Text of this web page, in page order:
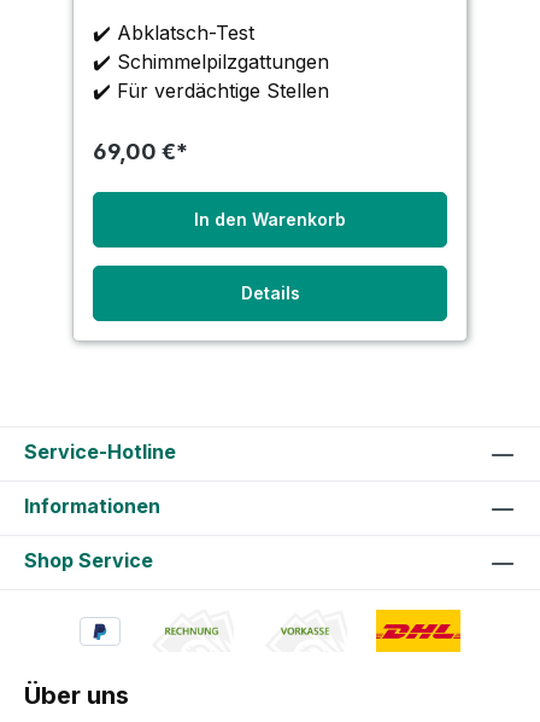
wodurch eine genaue Zuordnung des
Befalls möglich ist. Das Verfahren
eignet sich
✔️ Abklatsch-Test
✔️ Schimmelpilzgattungen
✔️ Für verdächtige Stellen
69,00 €*
In den Warenkorb
Details
Service-Hotline
Informationen
Shop Service
Über uns